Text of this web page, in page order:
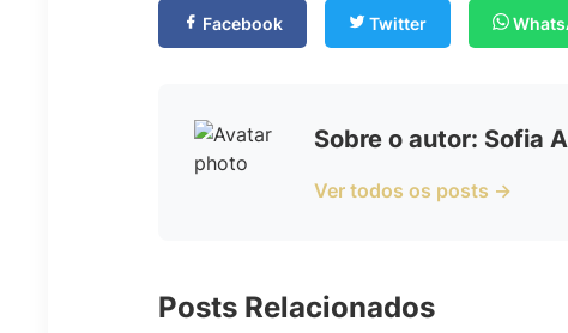
Facebook Twitter
Sobre o autor: Sofia
Ver todos os posts →
Posts Relacionados